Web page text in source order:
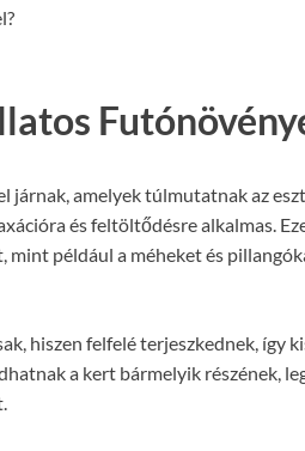
járnak, amelyek túlmutatnak az
és feltöltődésre alkalmas.
például a méheket és
hiszen felfelé terjeszkednek, így
a kert bármelyik részének,